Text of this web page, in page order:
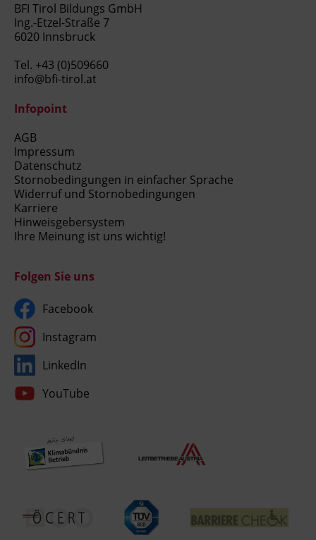
BFI Tirol Bildungs GmbH
Ing.-Etzel-Straße 7
6020 Innsbruck
Tel. +43 (0)509660
info@bfi-tirol.at
Infopoint
AGB
Impressum
Datenschutz
Stornobedingungen in einfacher Sprache
Widerruf und Stornobedingungen
Karriere
Hinweisgebersystem
Ihre Meinung ist uns wichtig!
Folgen Sie uns
Facebook
Instagram
LinkedIn
YouTube